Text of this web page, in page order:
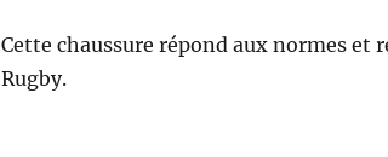
Cette chaussure répond aux normes
Rugby.